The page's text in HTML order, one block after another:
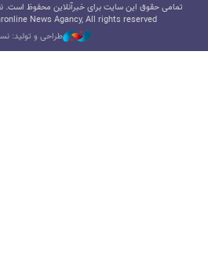
تمامی حقوق این سایت برای خبرآنلاین محفوظ است.
News Agancy, All rights reserved
طراحی و تولید: